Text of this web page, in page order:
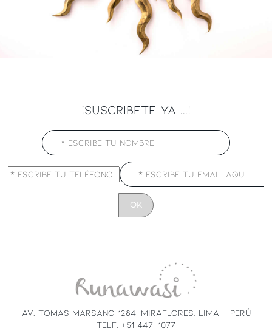
¡SUSCRIBETE YA ...!
BLANK.AV. TOMAS MARSANO 1284, MIRAFLORES, LIMA - PERÚ
TELF. +51 447-1077